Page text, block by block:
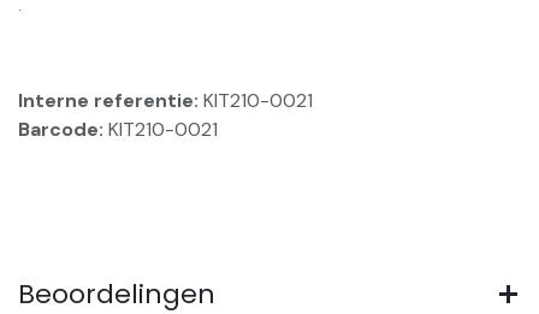
.
Interne referentie: KIT210-0021
Barcode: KIT210-0021
Beoordelingen